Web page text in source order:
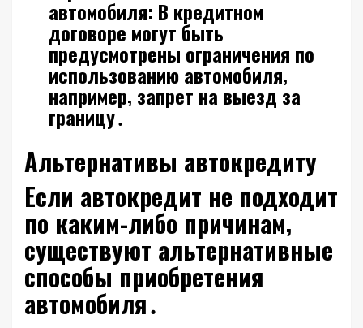
автомобиля: В кредитном
договоре могут быть
предусмотрены ограничения по
использованию автомобиля‚
например‚ запрет на выезд за
границу․
Альтернативы автокредиту
Если автокредит не подходит
по каким-либо причинам‚
существуют альтернативные
способы приобретения
автомобиля․